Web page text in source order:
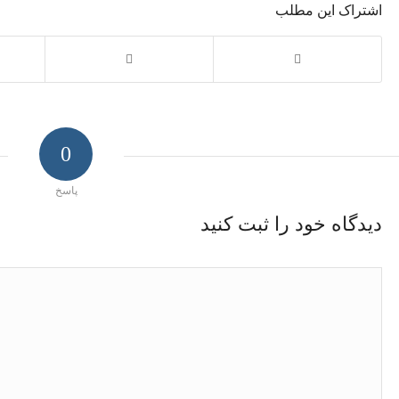
اشتراک این مطلب
0
پاسخ
دیدگاه خود را ثبت کنید